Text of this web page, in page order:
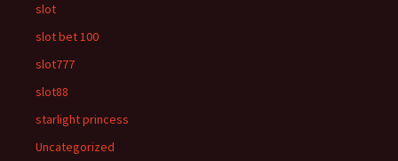
slot
slot bet 100
slot777
slot88
starlight princess
Uncategorized